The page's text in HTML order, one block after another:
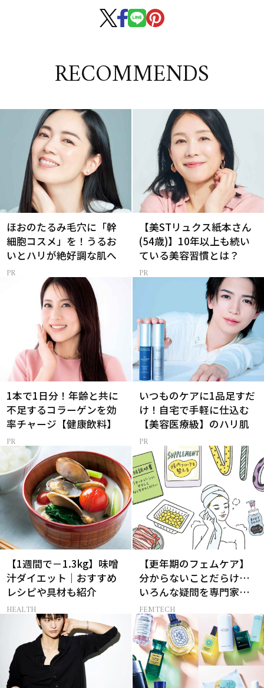
RECOMMENDS
ほおのたるみ毛穴に「幹
細胞コスメ」を！うるお
いとハリが絶好調な肌へ
【美STリュクス紙本さん
(54歳)】10年以上も続い
ている美容習慣とは？
1本で1日分！年齢と共に
不足するコラーゲンを効
率チャージ【健康飲料】
いつものケアに1品足すだ
け！自宅で手軽に仕込む
【美容医療級】のハリ肌
【1週間で－1.3kg】味噌
汁ダイエット｜おすすめ
レシピや具材も紹介
HEALTH
【更年期のフェムケア】
分からないことだらけ…
いろんな疑問を専門家に
聞いてみた
FEMTECH